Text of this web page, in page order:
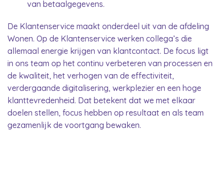
van betaalgegevens.
De Klantenservice maakt onderdeel uit van de afdeling
Wonen. Op de Klantenservice werken collega’s die
allemaal energie krijgen van klantcontact. De focus ligt
in ons team op het continu verbeteren van processen en
de kwaliteit, het verhogen van de effectiviteit,
verdergaande digitalisering, werkplezier en een hoge
klanttevredenheid. Dat betekent dat we met elkaar
doelen stellen, focus hebben op resultaat en als team
gezamenlijk de voortgang bewaken.